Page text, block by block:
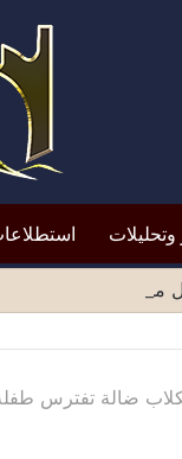
وتحليلات
محافظ أبين النقد؟*
ضالة تفترس